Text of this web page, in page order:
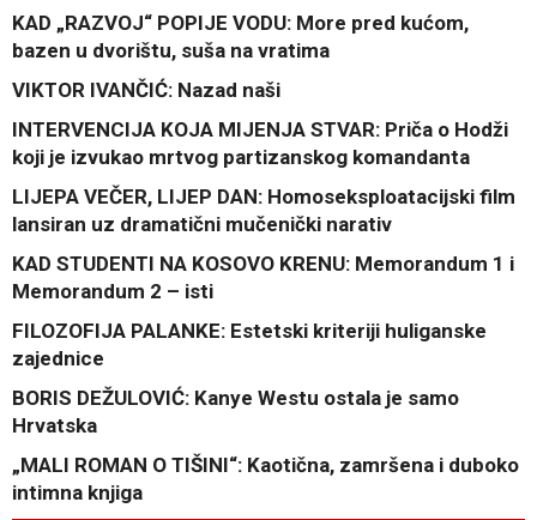
KAD „RAZVOJ“ POPIJE VODU: More pred kućom,
bazen u dvorištu, suša na vratima
VIKTOR IVANČIĆ: Nazad naši
INTERVENCIJA KOJA MIJENJA STVAR: Priča o Hodži
koji je izvukao mrtvog partizanskog komandanta
LIJEPA VEČER, LIJEP DAN: Homoseksploatacijski film
lansiran uz dramatični mučenički narativ
KAD STUDENTI NA KOSOVO KRENU: Memorandum 1 i
Memorandum 2 – isti
FILOZOFIJA PALANKE: Estetski kriteriji huliganske
zajednice
BORIS DEŽULOVIĆ: Kanye Westu ostala je samo
Hrvatska
„MALI ROMAN O TIŠINI“: Kaotična, zamršena i duboko
intimna knjiga